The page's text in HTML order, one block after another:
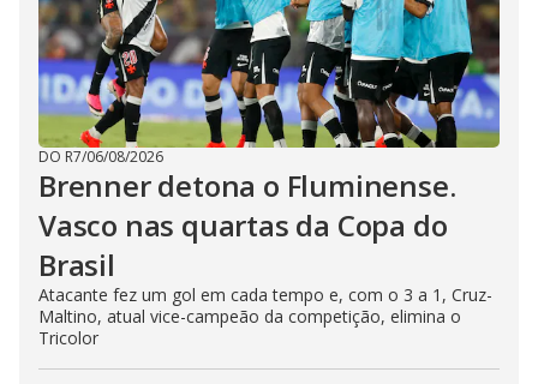
DO R7/06/08/2026
Brenner detona o Fluminense.
Vasco nas quartas da Copa do
Brasil
Atacante fez um gol em cada tempo e, com o 3 a 1, Cruz-
Maltino, atual vice-campeão da competição, elimina o
Tricolor